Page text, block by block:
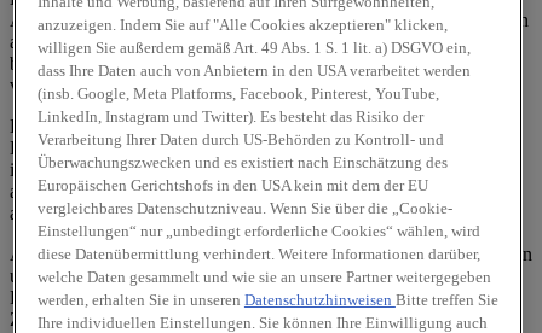
Ausnutzung des Kraftstoffs durch das Fahrzeug ab, sondern werden
auch vom Fahrverhalten und anderen nichttechnischen Faktoren
beeinflusst. CO₂ ist das für die Erderwärmung hauptsächlich
verantwortliche Treibhausgas.
Ein Leitfaden über den Kraftstoffverbrauch und die CO₂-
Emissionen aller in Deutschland angebotenen neuen Pkw-Modelle
ist unentgeltlich einsehbar an jedem Verkaufsort, an dem Pkw
ausgestellt oder angeboten werden. Der Leitfaden ist auch
abrufbar.
Alle Angaben und Abbildungen sind als unverbindlich zu betrachten
und stellen eine annähernde Beschreibung dar.
Fahrzeugabbildungen enthalten z. T. aufpreispflichtige
Zusatzausstattungen.
anzuzeigen. Indem Sie auf "Alle Cookies akzeptieren" klicken,
willigen Sie außerdem gemäß Art. 49 Abs. 1 S. 1 lit. a) DSGVO ein,
dass Ihre Daten auch von Anbietern in den USA verarbeitet werden
(insb. Google, Meta Platforms, Facebook, Pinterest, YouTube,
LinkedIn, Instagram und Twitter). Es besteht das Risiko der
Verarbeitung Ihrer Daten durch US-Behörden zu Kontroll- und
Überwachungszwecken und es existiert nach Einschätzung des
Europäischen Gerichtshofs in den USA kein mit dem der EU
vergleichbares Datenschutzniveau. Wenn Sie über die „Cookie-
Einstellungen“ nur „unbedingt erforderliche Cookies“ wählen, wird
diese Datenübermittlung verhindert. Weitere Informationen darüber,
welche Daten gesammelt und wie sie an unsere Partner weitergegeben
werden, erhalten Sie in unseren Datenschutzhinweisen Bitte treffen Sie
Ihre individuellen Einstellungen. Sie können Ihre Einwilligung auch